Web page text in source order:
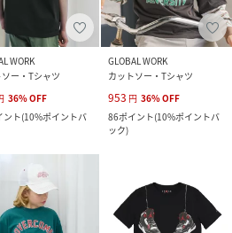
WORK
ー・Tシャツ
36%OFF
ント(10%ポイントバ
GLOBAL WORK
カットソー・Tシャツ
953 円 36%OFF
86ポイント(10%ポイントバ
ック)